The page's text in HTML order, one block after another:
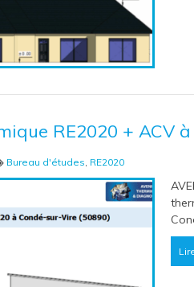
RE2020 + ACV
Bureau d'études RE2020